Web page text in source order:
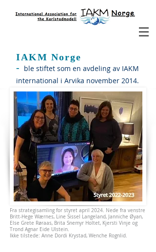
IAKM Norge
- ble stiftet som en avdeling av IAKM
international i Arvika november 2014.
Fra strategisamling for styret april 2024. Nede fra venstre
Britt-Hege Wærnes, Line Sissel Langeland, Janniche Øyan,
Else Grete Røraas, Brita Snemyr Holtet, Kjersti Vinje og
Trond Agnar Eide Ulstein.
Ikke tilstede: Anne Dordi Krystad, Wenche Rognlid.